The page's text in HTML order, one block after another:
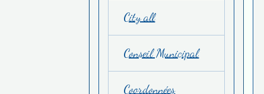
City all
Conseil Municipal
Coordonnées